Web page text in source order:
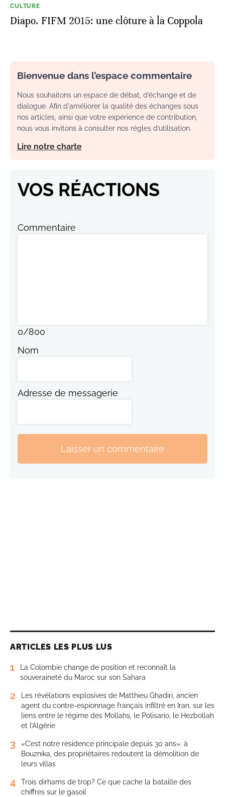
CULTURE
Diapo. FIFM 2015: une clôture à la Coppola
Bienvenue dans l’espace commentaire
Nous souhaitons un espace de débat, d’échange et de
dialogue. Afin d'améliorer la qualité des échanges sous
nos articles, ainsi que votre expérience de contribution,
nous vous invitons à consulter nos règles d’utilisation.
Lire notre charte
VOS RÉACTIONS
Commentaire
0/800
Nom
Adresse de messagerie
Laisser un commentaire
ARTICLES LES PLUS LUS
1
La Colombie change de position et reconnaît la
souveraineté du Maroc sur son Sahara
2
Les révélations explosives de Matthieu Ghadiri, ancien
agent du contre-espionnage français infiltré en Iran, sur les
liens entre le régime des Mollahs, le Polisario, le Hezbollah
et l’Algérie
3
«C’est notre résidence principale depuis 30 ans»: à
Bouznika, des propriétaires redoutent la démolition de
leurs villas
4
Trois dirhams de trop? Ce que cache la bataille des
chiffres sur le gasoil